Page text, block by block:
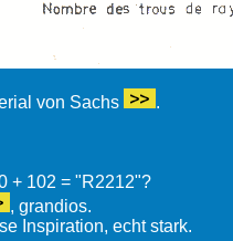
von Sachs .
+ 102 = "R2212"?
, grandios.
Inspiration, echt stark.